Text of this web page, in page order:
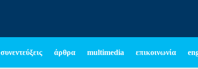
συνεντεύξεις άρθρα multimedia επικοινωνία